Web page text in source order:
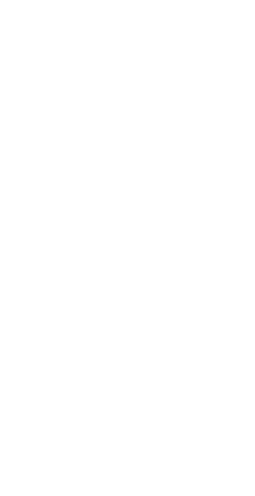
tarasem i jacuzzi
Kapitańska